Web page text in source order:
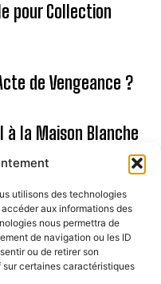
utilisons des technologies
aux informations des
nous permettra de
de navigation ou les ID
ou de retirer son
certaines caractéristiques
pour Collection
de Vengeance ?
à la Maison Blanche